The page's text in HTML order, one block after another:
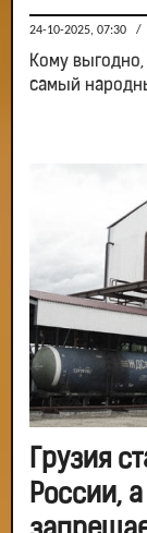
24-10-2025, 07:30 /
Кому
самый
Грузия
России,